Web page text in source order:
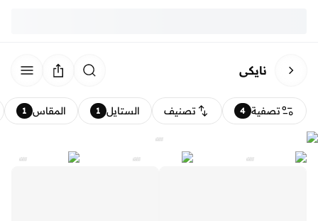
نايكي
تصفية 4 تصنيف الستايل 1 المقاس 1